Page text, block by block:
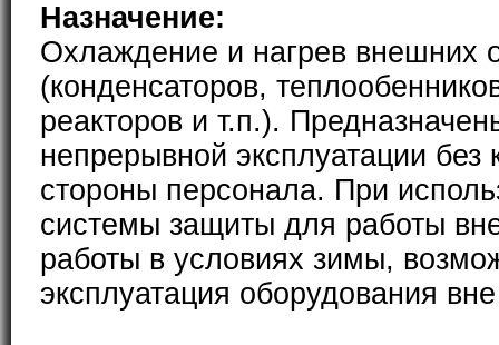
Назначение:
Охлаждение и нагрев внешних
(конденсаторов,
реакторов и т.п.).
непрерывной эксплуатации без
стороны персонала. При
системы защиты для работы
работы в условиях зимы,
эксплуатация оборудования